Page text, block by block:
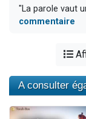
"La parole vaut
commentaire
A consulter